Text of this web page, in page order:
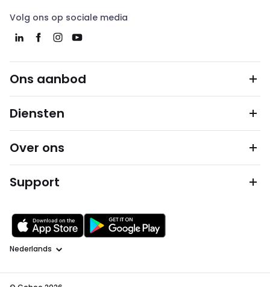
Volg ons op sociale media
Ons aanbod
Diensten
Over ons
Support
Taal